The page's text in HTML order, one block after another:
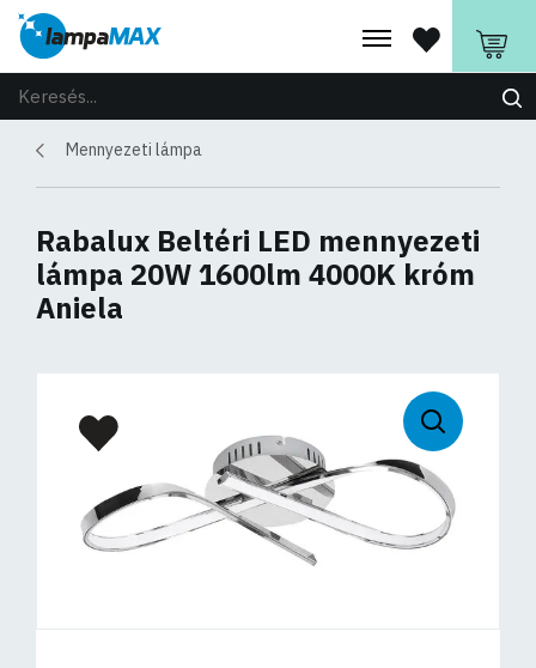
Mennyezeti lámpa
Rabalux Beltéri LED mennyezeti
lámpa 20W 1600lm 4000K króm
Aniela